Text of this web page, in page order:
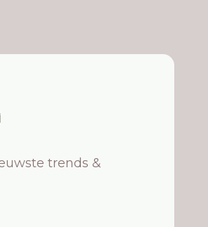
trends &